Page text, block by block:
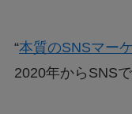
“本質のSNSマー
2020年からSNS